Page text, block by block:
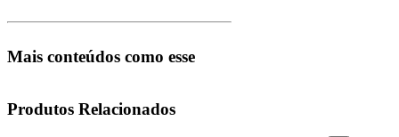
Mais conteúdos como esse
Produtos Relacionados